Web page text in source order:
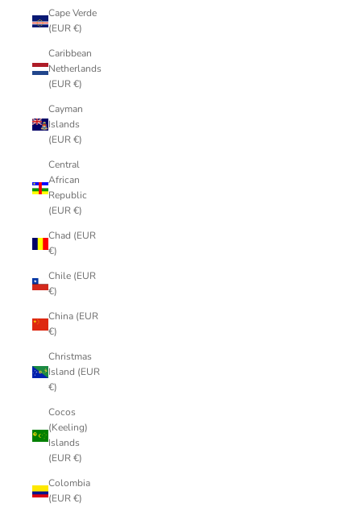
Cape Verde
(EUR €)
Caribbean
Netherlands
(EUR €)
Cayman
Islands
(EUR €)
Central
African
Republic
(EUR €)
Chad (EUR
€)
Chile (EUR
€)
China (EUR
€)
Christmas
Island (EUR
€)
Cocos
(Keeling)
Islands
(EUR €)
Colombia
(EUR €)